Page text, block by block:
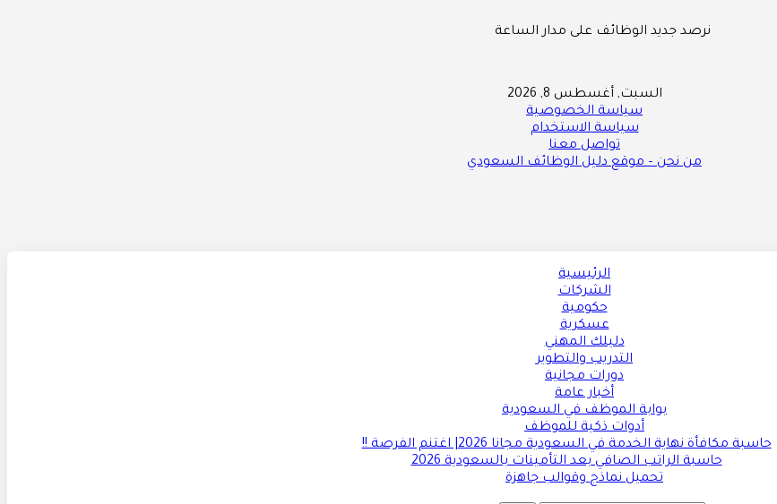
نرصد جديد الوظائف على مدار الساعة
السبت, أغسطس 8, 2026
سياسة الخصوصية
سياسة الاستخدام
تواصل معنا
من نحن – موقع دليل الوظائف السعودي
الرئيسية
الشركات
حكومية
عسكرية
دليلك المهني
التدريب والتطوير
دورات مجانية
أخبار عامة
بوابة الموظف في السعودية
أدوات ذكية للموظف
حاسبة مكافأة نهاية الخدمة في السعودية مجانا 2026| اغتنم الفرصة !!
حاسبة الراتب الصافي بعد التأمينات بالسعودية 2026
تحميل نماذج وقوالب جاهزة